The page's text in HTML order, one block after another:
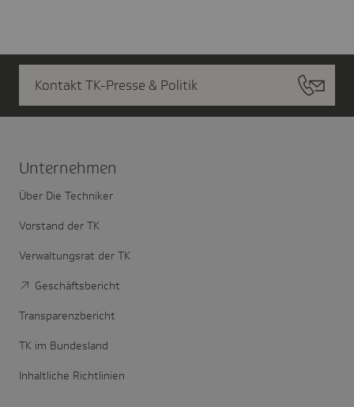
Kontakt TK-Presse & Politik
Unter­nehmen
Über Die Techniker
Vorstand der TK
Verwaltungsrat der TK
Geschäftsbericht
Transparenzbericht
TK im Bundesland
Inhaltliche Richtlinien